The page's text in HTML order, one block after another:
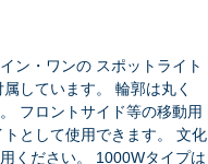
ン・ワンの スポットライト
しています。 輪郭は丸く
フロントサイド等の移動用
として使用できます。 文化
ください。 1000Wタイプは